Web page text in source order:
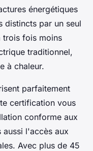
énergétiques
distincts par un seul
trois fois moins
traditionnel,
à chaleur.
parfaitement
certification vous
conforme aux
aussi l'accès aux
Avec plus de 45